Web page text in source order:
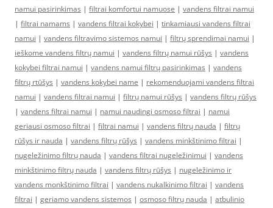
namui pasirinkimas | filtrai komfortui namuose | vandens filtrai namui
| filtrai namams | vandens filtrai kokybei | tinkamiausi vandens filtrai
namui | vandens filtravimo sistemos namui | filtrų sprendimai namui |
ieškome vandens filtrų namui | vandens filtrų namui rūšys | vandens
kokybei filtrai namui | vandens namui filtrų pasirinkimas | vandens
filtrų rtūšys | vandens kokybei name | rekomenduojami vandens filtrai
namui | vandens filtrai namui | filtrų namui rūšys | vandens filtrų rūšys
| vandens filtrai namui | namui naudingi osmoso filtrai | namui
geriausi osmoso filtrai | filtrai namui | vandens filtrų nauda | filtrų
rūšys ir nauda | vandens filtrų rūšys | vandens minkštinimo filtrai |
nugeležinimo filtrų nauda | vandens filtrai nugeležinimui | vandens
minkštinimo filtrų nauda | vandens filtrų rūšys | nugeležinimo ir
vandens monkštinimo filtrai | vandens nukalkinimo filtrai | vandens
filtrai | geriamo vandens sistemos | osmoso filtrų nauda | atbulinio